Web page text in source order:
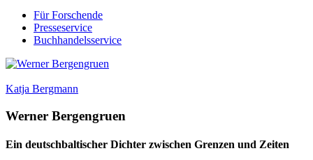
Für Forschende
Presseservice
Buchhandelsservice
Katja Bergmann
Werner Bergengruen
Ein deutschbaltischer Dichter zwischen Grenzen und Zeiten